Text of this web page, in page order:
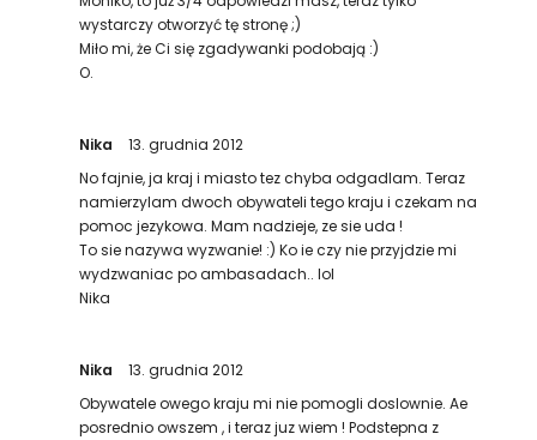
wystarczy otworzyć tę stronę ;)
Miło mi, że Ci się zgadywanki podobają :)
O.
Nika
13. grudnia 2012
No fajnie, ja kraj i miasto tez chyba odgadlam. Teraz
namierzylam dwoch obywateli tego kraju i czekam na
pomoc jezykowa. Mam nadzieje, ze sie uda !
To sie nazywa wyzwanie! :) Ko ie czy nie przyjdzie mi
wydzwaniac po ambasadach.. lol
Nika
Nika
13. grudnia 2012
Obywatele owego kraju mi nie pomogli doslownie. Ae
posrednio owszem , i teraz juz wiem ! Podstepna z